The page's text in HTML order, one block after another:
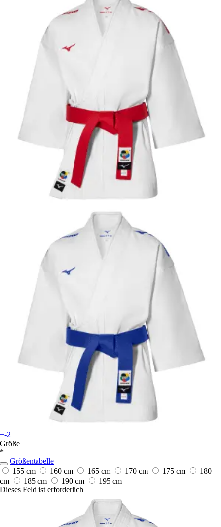
+-2
Größe
*
Größentabelle
155 cm
160 cm 165 cm 170 cm 175 cm
180
cm
185 cm 190 cm
195 cm
Dieses Feld ist erforderlich